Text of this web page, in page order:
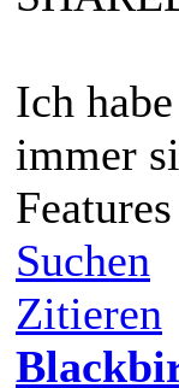
Ich
immer
Suchen
Zitieren